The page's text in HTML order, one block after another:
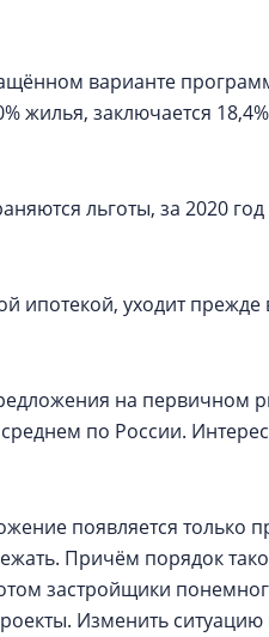
варианте
жилья, заключается
льготы, за 2020 год
ипотекой, уходит прежде
на первичном
по России.
появляется только
Причём порядок
застройщики
Изменить